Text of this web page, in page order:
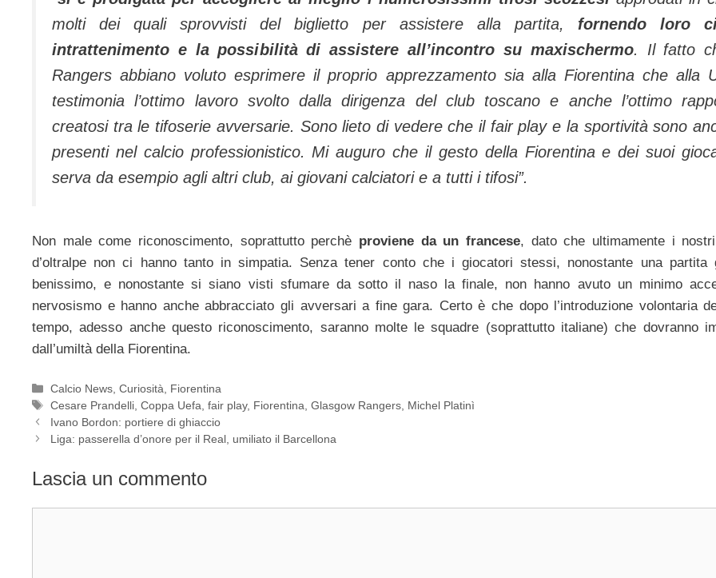
molti dei quali sprovvisti del biglietto per assistere alla partita, fornendo loro
intrattenimento e la possibilità di assistere all’incontro su maxischermo. Il fatto
Rangers abbiano voluto esprimere il proprio apprezzamento sia alla Fiorentina che alla
testimonia l’ottimo lavoro svolto dalla dirigenza del club toscano e anche l’ottimo
creatosi tra le tifoserie avversarie. Sono lieto di vedere che il fair play e la sportività sono
presenti nel calcio professionistico. Mi auguro che il gesto della Fiorentina e dei suoi
serva da esempio agli altri club, ai giovani calciatori e a tutti i tifosi”.
Non male come riconoscimento, soprattutto perchè proviene da un francese, dato che ultimamente i
d’oltralpe non ci hanno tanto in simpatia. Senza tener conto che i giocatori stessi, nonostante una partita
benissimo, e nonostante si siano visti sfumare da sotto il naso la finale, non hanno avuto un minimo
nervosismo e hanno anche abbracciato gli avversari a fine gara. Certo è che dopo l’introduzione volontaria
tempo, adesso anche questo riconoscimento, saranno molte le squadre (soprattutto italiane) che dovranno
dall’umiltà della Fiorentina.
Categorie
Calcio News ,Curiosità
Fiorentina
Tag
Cesare Prandelli ,Coppa Uefa ,fair play, Fiorentina ,Glasgow Rangers Michel Platinì
Ivano Bordon: portiere di ghiaccio
Liga: passerella d’onore per il Real, umiliato il Barcellona
Lascia un commento